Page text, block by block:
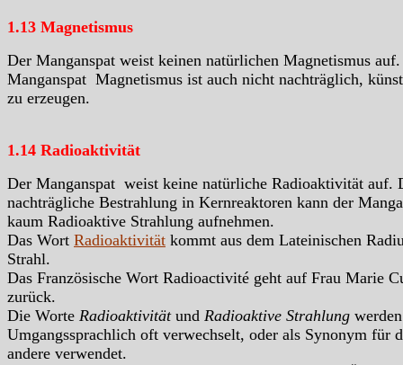
1.13 Magnetismus
Der Manganspat weist keinen natürlichen Magnetismus auf.
Manganspat Magnetismus ist auch nicht nachträglich,
zu erzeugen.
1.14 Radioaktivität
Der Manganspat weist keine natürliche Radioaktivität auf.
nachträgliche Bestrahlung in Kernreaktoren kann der
kaum Radioaktive Strahlung aufnehmen.
Das Wort Radioaktivität kommt aus dem Lateinischen
Strahl.
Das Französische Wort Radioactivité geht auf Frau Marie
zurück.
Die Worte Radioaktivitätund Radioaktive Strahlung werden
Umgangssprachlich oft verwechselt, oder als Synonym für
andere verwendet.